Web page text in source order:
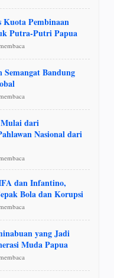
Kuota Pembinaan
Putra-Putri Papua
Bandung
Mulai dari
Nasional dari
dan Infantino,
Bola dan Korupsi
yang Jadi
Muda Papua